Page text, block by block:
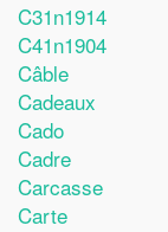
C31n1914
C41n1904
Câble
Cadeaux
Cado
Cadre
Carcasse
Carte